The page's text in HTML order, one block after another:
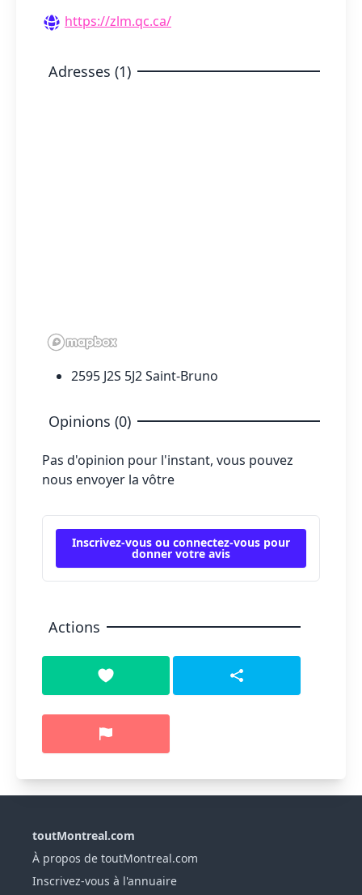
https://zlm.qc.ca/
Adresses (1)
2595 J2S 5J2 Saint-Bruno
Opinions (0)
Pas d'opinion pour l'instant, vous pouvez
nous envoyer la vôtre
Inscrivez-vous ou connectez-vous pour
donner votre avis
Actions
toutMontreal.com
À propos de toutMontreal.com
Inscrivez-vous à l'annuaire